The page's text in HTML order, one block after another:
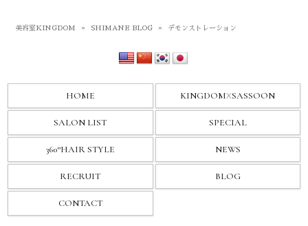
美容室KINGDOM » SHIMANE BLOG » デモンストレーション
HOME KINGDOMXSASSOON
SALON LIST SPECIAL
360°HAIR STYLE NEWS
RECRUIT BLOG
CONTACT